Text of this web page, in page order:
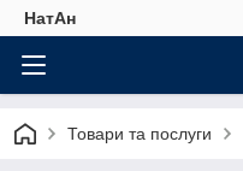
НатАн
Товари та послуги